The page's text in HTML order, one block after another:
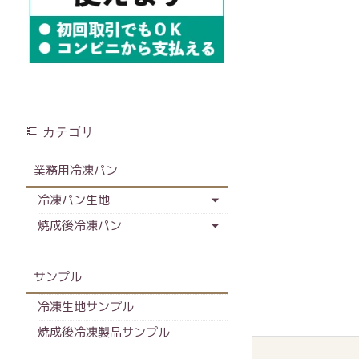
カテゴリ
業務用冷凍パン
冷凍パン生地
焼成後冷凍パン
サンプル
冷凍生地サンプル
焼成後冷凍製品サンプル